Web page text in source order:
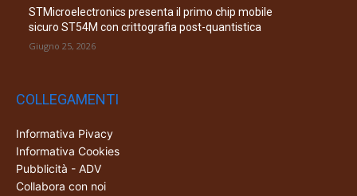
STMicroelectronics presenta il primo chip mobile
sicuro ST54M con crittografia post-quantistica
Giugno 25, 2026
COLLEGAMENTI
Informativa Pivacy
Informativa Cookies
Pubblicità - ADV
Collabora con noi